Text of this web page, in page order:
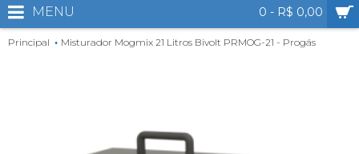
0 - R$ 0,00
MENU
Principal Misturador Mogmix 21 Litros Bivolt PRMOG-21 - Progás